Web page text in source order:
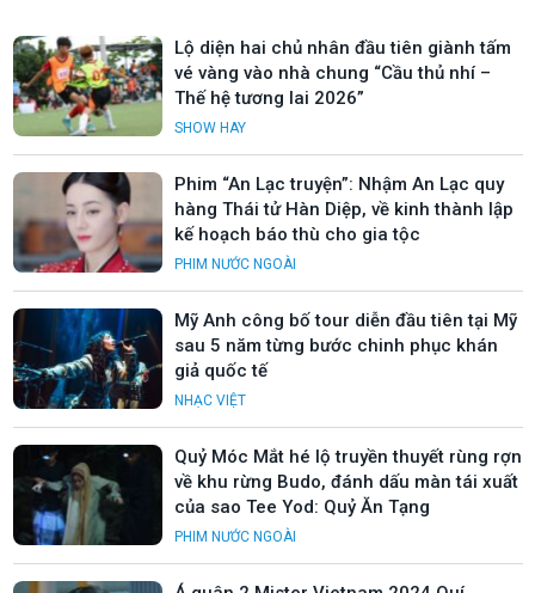
Lộ diện hai chủ nhân đầu tiên giành tấm
vé vàng vào nhà chung “Cầu thủ nhí –
Thế hệ tương lai 2026”
SHOW HAY
Phim “An Lạc truyện”: Nhậm An Lạc quy
hàng Thái tử Hàn Diệp, về kinh thành lập
kế hoạch báo thù cho gia tộc
PHIM NƯỚC NGOÀI
Mỹ Anh công bố tour diễn đầu tiên tại Mỹ
sau 5 năm từng bước chinh phục khán
giả quốc tế
NHẠC VIỆT
Quỷ Móc Mắt hé lộ truyền thuyết rùng rợn
về khu rừng Budo, đánh dấu màn tái xuất
của sao Tee Yod: Quỷ Ăn Tạng
PHIM NƯỚC NGOÀI